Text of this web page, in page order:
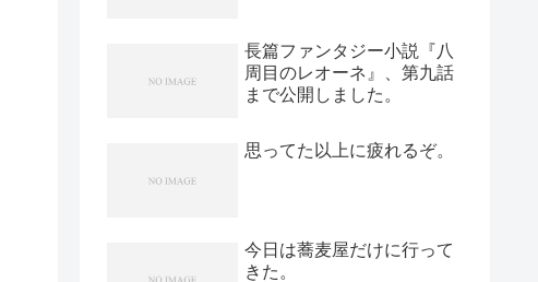
長篇ファンタジー小説『八
周目のレオーネ』、第九話
まで公開しました。
思ってた以上に疲れるぞ。
今日は蕎麦屋だけに行って
きた。